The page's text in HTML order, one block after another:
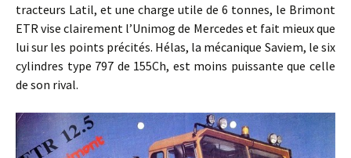
tracteurs Latil, et une charge utile de 6 tonnes, le Brimont
ETR vise clairement l’Unimog de Mercedes et fait mieux que
lui sur les points précités. Hélas, la mécanique Saviem, le six
cylindres type 797 de 155Ch, est moins puissante que celle
de son rival.